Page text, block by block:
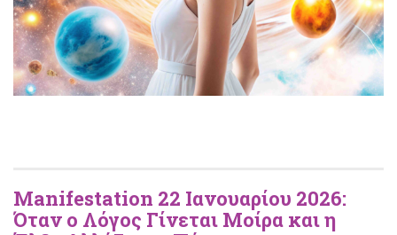
Manifestation 22 Ιανουαρίου 2026:
Όταν ο Λόγος Γίνεται Μοίρα και η